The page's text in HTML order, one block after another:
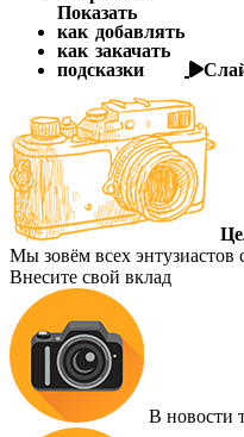
Показать
как добавлять
как закачать
подсказки
Мы зовём всех энтузиастов
Внесите свой вклад
В новости